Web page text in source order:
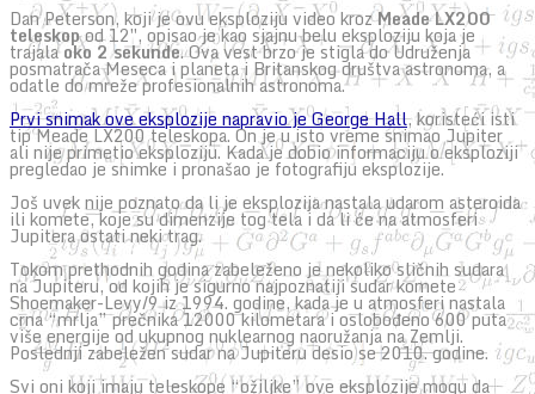
Dan Peterson, koji je ovu eksploziju video krozMeade LX200
teleskopod 12″, opisao je kao sjajnu belu eksploziju koja je
trajalaoko 2 sekunde. Ova vest brzo je stigla do Udruženja
posmatrača Meseca i planeta i Britanskog društva astronoma, a
odatle do mreže profesionalnih astronoma.
Prvi snimak ove eksplozije napravio je George Hall, koristeći isti
tip Meade LX200 teleskopa. On je u isto vreme snimao Jupiter
ali nije primetio eksploziju. Kada je dobio informaciju o eksploziji
pregledao je snimke i pronašao je fotografiju eksplozije.
Još uvek nije poznato da li je eksplozija nastala udarom asteroida
ili komete, koje su dimenzije tog tela i da li će na atmosferi
Jupitera ostati neki trag.
Tokom prethodnih godina zabeleženo je nekoliko sličnih sudara
na Jupiteru, od kojih je sigurno najpoznatiji sudar komete
Shoemaker-Levy/9 iz 1994. godine, kada je u atmosferi nastala
crna “mrlja” prečnika 12000 kilometara i oslobođeno 600 puta
više energije od ukupnog nuklearnog naoružanja na Zemlji.
Poslednji zabeležen sudar na Jupiteru desio se 2010. godine.
Svi oni koji imaju teleskope “ožiljke” ove eksplozije mogu da